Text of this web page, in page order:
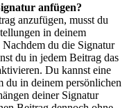
anfügen?
anzufügen, musst du
in deinem
du die Signatur
du in jedem Beitrag das
Du kannst eine
du in deinem persönlichen
deiner Signatur